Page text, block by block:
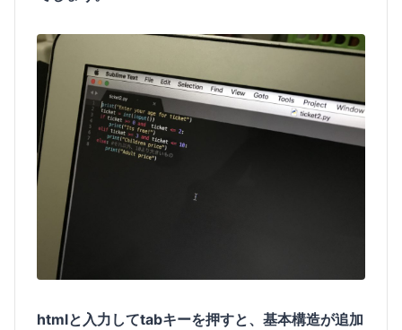
htmlと入力してtabキーを押すと、基本構造が追加